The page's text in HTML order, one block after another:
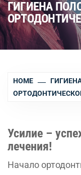
ГИГИЕНА
HOME
Усилие –
лечения!
Начало